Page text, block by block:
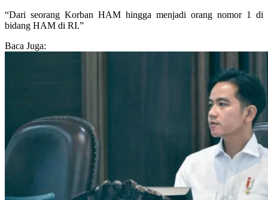
“Dari seorang Korban HAM hingga menjadi orang nomor 1 di
bidang HAM di RI.”
Baca Juga: